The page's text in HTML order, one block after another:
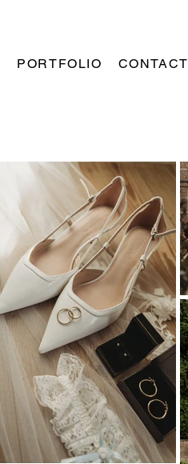
PORTFOLIO CONTACT